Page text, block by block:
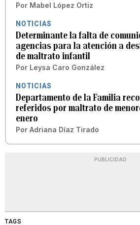
Por Mabel López Ortiz
NOTICIAS
Determinante la falta de
agencias para la atención a
de maltrato infantil
Por Leysa Caro González
NOTICIAS
Departamento de la Familia
referidos por maltrato de
enero
Por Adriana Díaz Tirado
PUBLICIDAD
TAGS